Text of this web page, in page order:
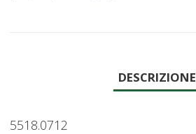
DESCRIZIONE
5518.0712